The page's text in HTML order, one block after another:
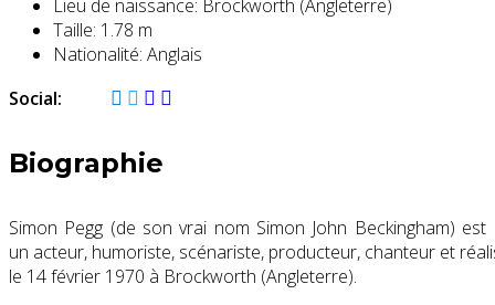
Lieu de naissance: Brockworth (Angleterre)
Taille: 1.78 m
Nationalité: Anglais
Social:
Biographie
Simon Pegg (de son vrai nom Simon John Beckingham) est
un acteur, humoriste, scénariste, producteur, chanteur et
le 14 février 1970 à Brockworth (Angleterre).